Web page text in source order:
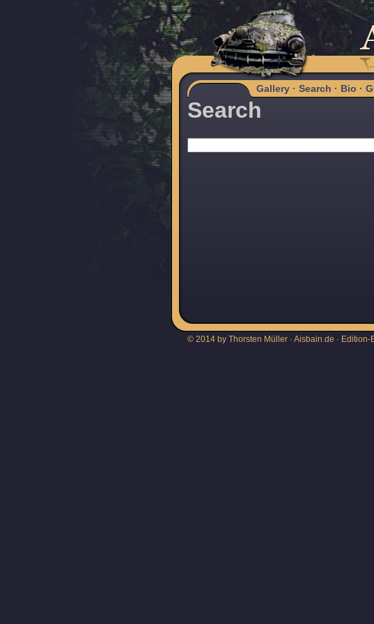
Gallery · Search · Bio ·
Search
© 2014 by Thorsten Müller · Aisbain.de · Edition-